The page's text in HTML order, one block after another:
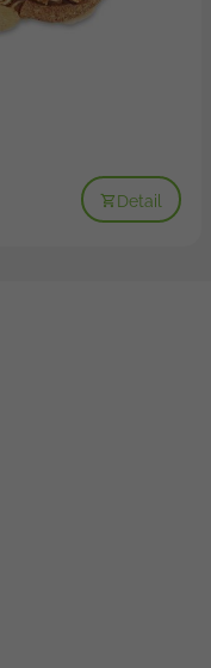
Detail